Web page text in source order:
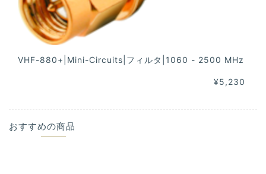
VHF-880+|Mini-Circuits|フィルタ|1060 - 2500 MHz
¥5,230
おすすめの商品